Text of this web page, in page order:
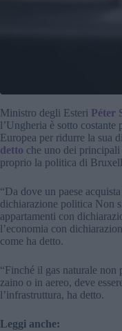
Ministro degli Esteri Péter
l’Ungheria è sotto costante
Europea per ridurre la sua
detto che uno dei
proprio la politica di
“Da dove un paese
dichiarazione politica Non
appartamenti con
l’economia con
come ha detto.
“Finché il gas naturale non
zaino o in aereo, deve
l’infrastruttura, ha detto.
Leggi anche: